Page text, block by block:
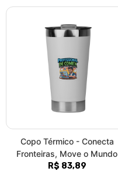
Copo Térmico - Conecta
Fronteiras, Move o Mundo
R$ 83,89